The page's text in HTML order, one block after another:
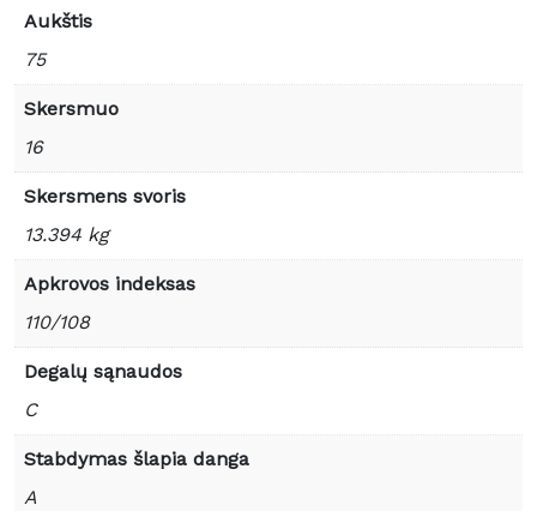
Aukštis
75
Skersmuo
16
Skersmens svoris
13.394 kg
Apkrovos indeksas
110/108
Degalų sąnaudos
C
Stabdymas šlapia danga
A